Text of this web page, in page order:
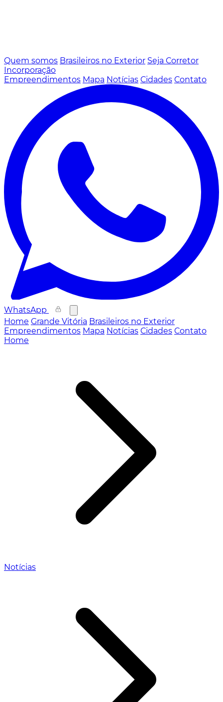
Quem somos Brasileiros no Exterior Seja Corretor
Incorporação
Empreendimentos Mapa Notícias Cidades Contato
WhatsApp
Home Grande Vitória Brasileiros no Exterior
Empreendimentos Mapa Notícias Cidades Contato
Home
Notícias